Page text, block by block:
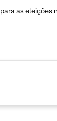
para as eleições